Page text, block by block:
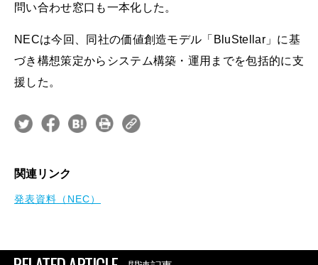
問い合わせ窓口も一本化した。
NECは今回、同社の価値創造モデル「BluStellar」に基
づき構想策定からシステム構築・運用までを包括的に支
援した。
関連リンク
発表資料（NEC）